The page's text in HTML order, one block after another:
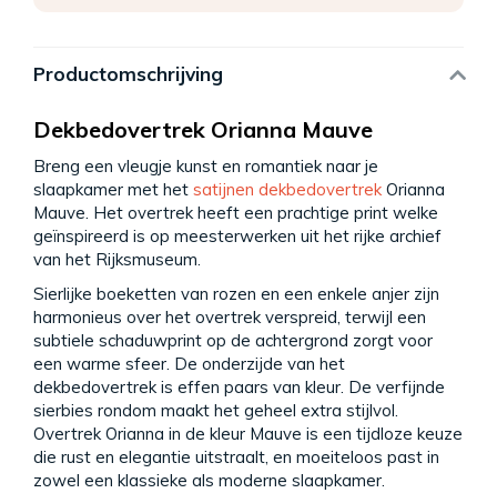
Productomschrijving
Dekbedovertrek Orianna Mauve
Breng een vleugje kunst en romantiek naar je
slaapkamer met het satijnen dekbedovertrek Orianna
Mauve. Het overtrek heeft een prachtige print welke
geïnspireerd is op meesterwerken uit het rijke archief
van het Rijksmuseum.
Sierlijke boeketten van rozen en een enkele anjer zijn
harmonieus over het overtrek verspreid, terwijl een
subtiele schaduwprint op de achtergrond zorgt voor
een warme sfeer. De onderzijde van het
dekbedovertrek is effen paars van kleur. De verfijnde
sierbies rondom maakt het geheel extra stijlvol.
Overtrek Orianna in de kleur Mauve is een tijdloze keuze
die rust en elegantie uitstraalt, en moeiteloos past in
zowel een klassieke als moderne slaapkamer.